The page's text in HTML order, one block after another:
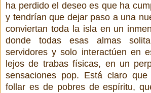
ha perdido el deseo es que ha
y tendrían que dejar paso a una
conviertan toda la isla en un
donde todas esas almas
servidores y solo interactúen en
lejos de trabas físicas, en un
sensaciones pop. Está claro
follar es de pobres de espíritu,